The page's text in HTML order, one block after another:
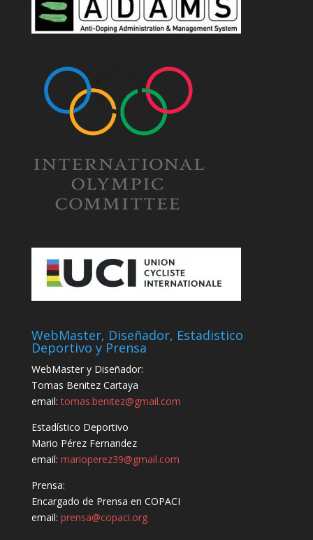
WebMaster, Diseñador, Estadistico
Deportivo y Prensa
WebMaster y Diseñador:
Tomas Benitez Cartaya
email:tomas.benitez@gmail.com
Estadístico Deportivo
Mario Pérez Fernandez
email: marioperez39@gmail.com
Prensa:
Encargado de Prensa en COPACI
email: prensa@copaci.org